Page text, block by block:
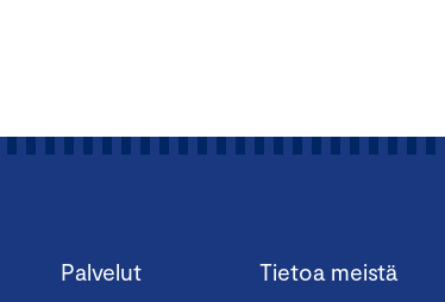
Palvelut Tietoa meistä